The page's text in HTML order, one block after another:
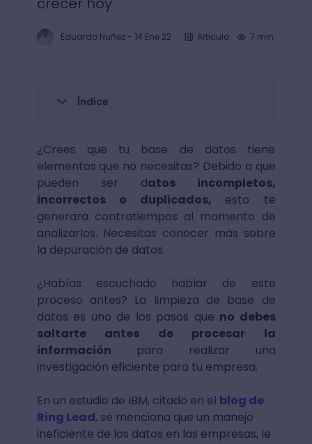
Eduardo Nuñez- 14 Ene 22 Articulo 7 min.
Índice
¿Crees que tu base de datos tiene
elementos que no necesitas? Debido a que
pueden ser datos incompletos,
incorrectos o duplicados, esto te
generará contratiempos al momento de
analizarlos. Necesitas conocer más sobre
la depuración de datos.
¿Habías escuchado hablar de este
proceso antes? La limpieza de base de
datos es uno de los pasos que no debes
saltarte antes de procesar la
información para realizar una
investigación eficiente para tu empresa.
En un estudio de IBM, citado en el blog de
Ring Lead, se menciona que un manejo
ineficiente de los datos en las empresas, le